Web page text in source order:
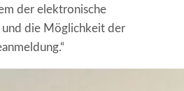
der elektronische
die Möglichkeit der